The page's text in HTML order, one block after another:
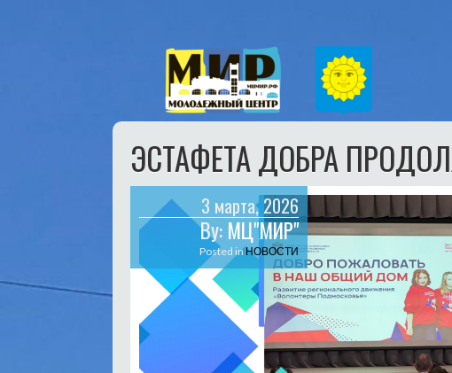
ЭСТАФЕТА ДОБРА
3 марта, 2026
By: МЦ"МИР"
Posted inНОВОСТИ